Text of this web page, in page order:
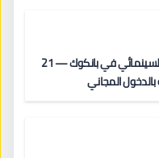
مهرجان الاتحاد الأوروبي السينمائي في بانكوك — 21